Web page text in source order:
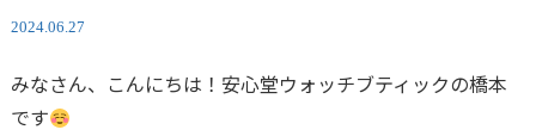
2024.06.27
みなさん、こんにちは！安心堂ウォッチブティックの橋本
です